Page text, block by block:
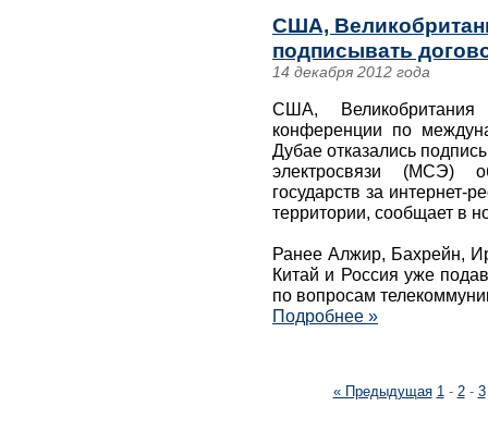
США,
подписывать
14 декабря 2012 года
США,
конференции по
Дубае отказались
электросвязи (МСЭ)
государств за интернет-
территории, сообщает в
Ранее Алжир, Бахрейн,
Китай и Россия уже
по вопросам
Подробнее »
« Предыдущая 1- 2- 3